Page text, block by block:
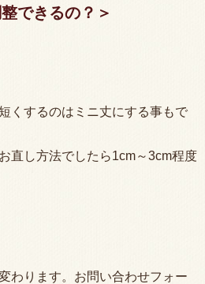
できるの？＞
くするのはミニ丈にする事もで
直し方法でしたら1cm～3cm程度
わります。お問い合わせフォー